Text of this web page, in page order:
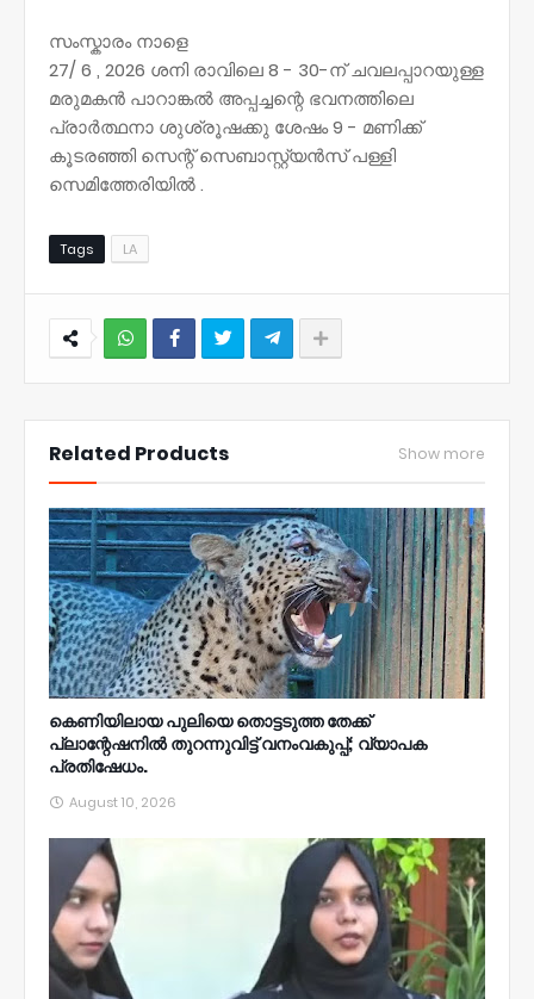
സംസ്കാരം നാളെ
27/ 6 , 2026 ശനി രാവിലെ 8 - 30-ന് ചവലപ്പാറയുള്ള
മരുമകൻ പാറാങ്കൽ അപ്പച്ചന്റെ ഭവനത്തിലെ
പ്രാർത്ഥനാ ശുശ്രൂഷക്കു ശേഷം 9 - മണിക്ക്
കൂടരഞ്ഞി സെന്റ് സെബാസ്റ്റ്യൻസ് പള്ളി
സെമിത്തേരിയിൽ .
Tags LA
Related Products Show more
കെണിയിലായ പുലിയെ തൊട്ടടുത്ത തേക്ക്‌
പ്ലാന്റേഷനിൽ തുറന്നുവിട്ട്‌ വനംവകുപ്പ്; വ്യാപക
പ്രതിഷേധം.
August 10, 2026